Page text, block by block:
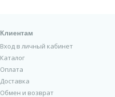
Клиентам
Вход в личный кабинет
Каталог
Оплата
Доставка
Обмен и возврат